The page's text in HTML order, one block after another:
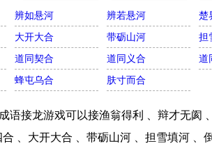
辨如悬河 辨若悬河
楚
大开大合 带砺山河
担
道同契合 道同义合
道
蜂屯乌合 肤寸而合
语接龙游戏可以接渔翁得利 、辩才无阂
、大开大合 、带砺山河 、担雪填河 、